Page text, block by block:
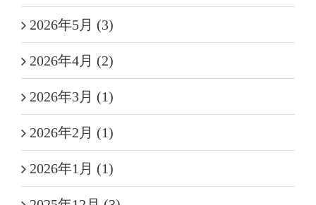
2026年5月 (3)
2026年4月 (2)
2026年3月 (1)
2026年2月 (1)
2026年1月 (1)